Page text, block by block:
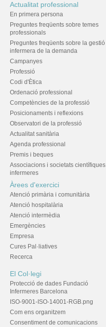
Actualitat professional
En primera persona
Preguntes freqüents sobre temes
professionals
Preguntes freqüents sobre la gestió
infermera de la demanda
Campanyes
Professió
Codi d'Ètica
Ordenació professional
Competències de la professió
Posicionaments i reflexions
Observatori de la professió
Actualitat sanitària
Agenda professional
Premis i beques
Associacions i societats científiques
infermeres
Àrees d'exercici
Atenció primària i comunitària
Atenció hospitalària
Atenció intermèdia
Emergències
Empresa
Cures Pal·liatives
Recerca
El Col·legi
Protecció de dades Fundació
Infermeres Barcelona
ISO-9001-ISO-14001-RGB.png
Com ens organitzem
Consentiment de comunicacions